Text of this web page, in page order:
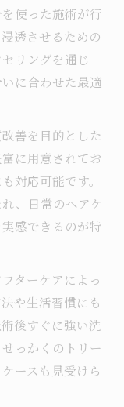
使った施術が行
透させるための
リングを通じ
に合わせた最適
善を目的とした
に用意されてお
対応可能です。
、日常のヘアケ
感できるのが特
ターケアによっ
や生活習慣にも
後すぐに強い洗
っかくのトリー
ースも見受けら